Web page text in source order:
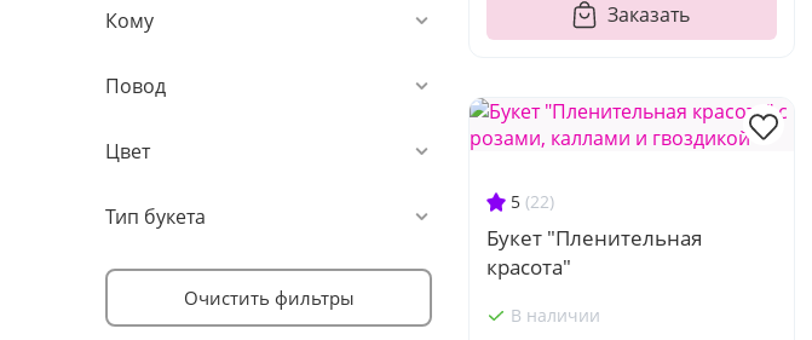
Кому
Повод
Цвет
Тип букета
Очистить фильтры
Заказать
5 (22)
Букет "Пленительная
красота"
В наличии